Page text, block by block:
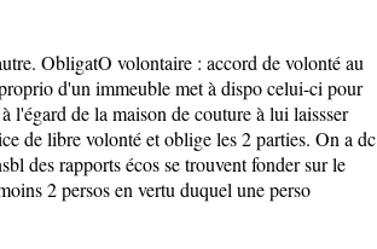
ObligatO volontaire : accord de volonté au
d'un immeuble met à dispo celui-ci pour
de la maison de couture à lui laissser
de libre volonté et oblige les 2 parties. On a dc
des rapports écos se trouvent fonder sur le
2 persos en vertu duquel une perso